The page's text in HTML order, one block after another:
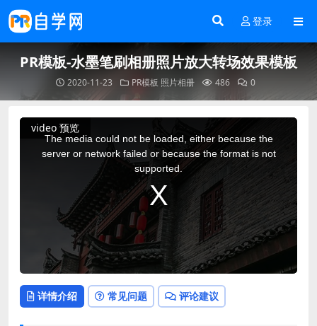
登录
PR模板-水墨笔刷相册照片放大转场效果模板
2020-11-23 PR模板 照片相册 486 0
video 预览
This
The media could not be loaded, either because the
server or network failed or because the format is not
supported.
详情介绍 常见问题 评论建议